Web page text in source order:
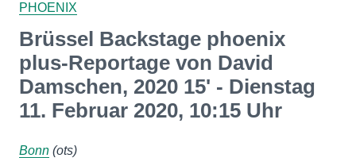
PHOENIX
Brüssel Backstage phoenix
plus-Reportage von David
Damschen, 2020 15' - Dienstag
11. Februar 2020, 10:15 Uhr
Bonn (ots)